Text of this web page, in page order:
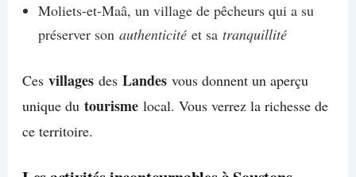
Moliets-et-Maâ, un village de pêcheurs qui a su
préserver son authenticitéet sa tranquillité
Ces villagesdes Landesvous donnent un aperçu
unique du tourismelocal. Vous verrez la richesse de
ce territoire.